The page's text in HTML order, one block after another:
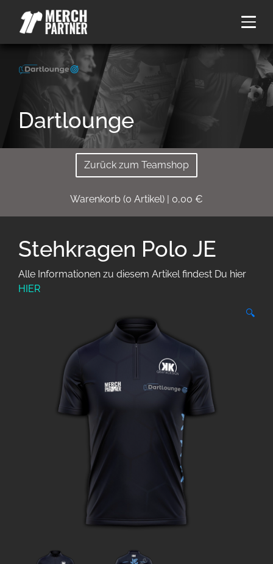
Dartlounge
Zurück zum Teamshop
Warenkorb (0 Artikel) | 0,00 €
Stehkragen Polo JE
Alle Informationen zu diesem Artikel findest Du hier
HIER
🔍